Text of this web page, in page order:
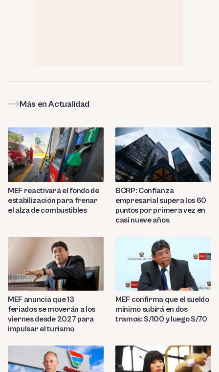
Más en Actualidad
MEF reactivará el fondo de
estabilización para frenar
el alza de combustibles
BCRP: Confianza
empresarial supera los 60
puntos por primera vez en
casi nueve años
MEF anuncia que 13
feriados se moverán a los
viernes desde 2027 para
impulsar el turismo
MEF confirma que el sueldo
mínimo subirá en dos
tramos: S/100 y luego S/70